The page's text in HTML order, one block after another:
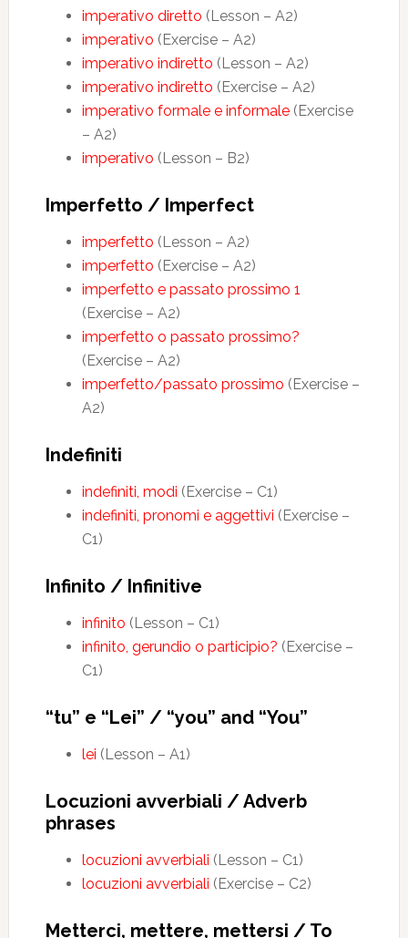
imperativo diretto (Lesson – A2)
imperativo (Exercise – A2)
imperativo indiretto (Lesson – A2)
imperativo indiretto (Exercise – A2)
imperativo formale e informale(Exercise
– A2)
imperativo (Lesson – B2)
Imperfetto / Imperfect
imperfetto (Lesson – A2)
imperfetto (Exercise – A2)
imperfetto e passato prossimo 1
(Exercise – A2)
imperfetto o passato prossimo?
(Exercise – A2)
imperfetto/passato prossimo (Exercise –
A2)
Indefiniti
indefiniti, modi (Exercise – C1)
indefiniti, pronomi e aggettivi (Exercise –
C1)
Infinito / Infinitive
infinito (Lesson – C1)
infinito, gerundio o participio? (Exercise –
C1)
“tu” e “Lei” / “you” and “You”
lei (Lesson – A1)
Locuzioni avverbiali / Adverb
phrases
locuzioni avverbiali (Lesson – C1)
locuzioni avverbiali (Exercise – C2)
Metterci, mettere, mettersi / To